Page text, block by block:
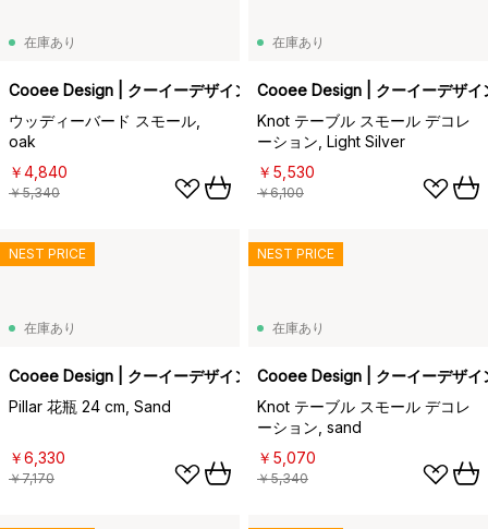
在庫あり
Cooee Design | クーイーデザイン
ウッディーバード スモール,
oak
￥4,840
￥5,340
在庫あり
Cooee Design | クーイーデザイ
Knot テーブル スモール デコレ
ーション, Light Silver
￥5,530
￥6,100
在庫あり
Cooee Design | クーイーデザイン
Pillar 花瓶 24 cm, Sand
￥6,330
￥7,170
NEST PRICE
在庫あり
Cooee Design | クーイーデザイ
Knot テーブル スモール デコレ
ーション, sand
￥5,070
￥5,340
NEST PRICE